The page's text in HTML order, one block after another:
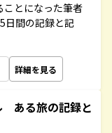
ことになった筆者
日間の記録と記
詳細を見る
ある旅の記録と